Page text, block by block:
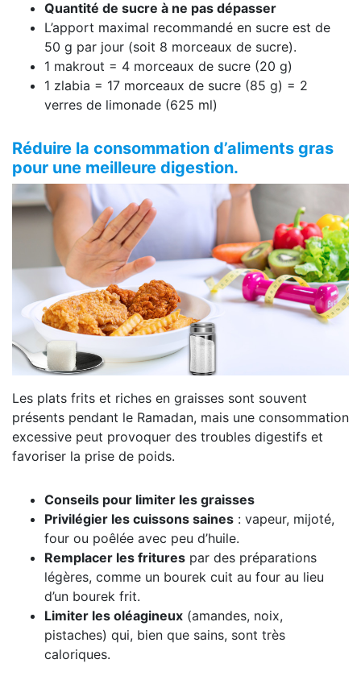
Quantité de sucre à ne pas dépasser
L’apport maximal recommandé en sucre est de
50 g par jour (soit 8 morceaux de sucre).
1 makrout = 4 morceaux de sucre (20 g)
1 zlabia = 17 morceaux de sucre (85 g) = 2
verres de limonade (625 ml)
Réduire la consommation d’aliments gras
pour une meilleure digestion.
Les plats frits et riches en graisses sont souvent
présents pendant le Ramadan, mais une consommation
excessive peut provoquer des troubles digestifs et
favoriser la prise de poids.
Conseils pour limiter les graisses
Privilégier les cuissons saines : vapeur, mijoté,
four ou poêlée avec peu d’huile.
Remplacer les fritures par des préparations
légères, comme un bourek cuit au four au lieu
d’un bourek frit.
Limiter les oléagineux (amandes, noix,
pistaches) qui, bien que sains, sont très
caloriques.